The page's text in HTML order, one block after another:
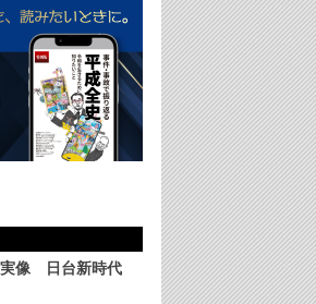
実像 日台新時代